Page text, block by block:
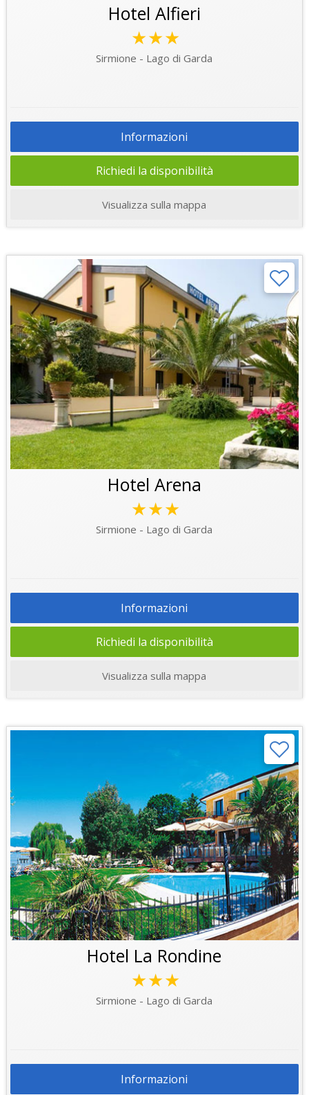
Hotel Alfieri
★★★
Sirmione - Lago di Garda
Informazioni
Richiedi la disponibilità
Visualizza sulla mappa
Hotel Arena
★★★
Sirmione - Lago di Garda
Informazioni
Richiedi la disponibilità
Visualizza sulla mappa
Hotel La Rondine
★★★
Sirmione - Lago di Garda
Informazioni